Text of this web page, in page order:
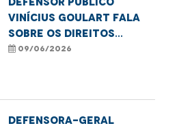
Vinícius Goulart fala
sobre os direitos
assegurados às
09/06/2026
Defensora-geral